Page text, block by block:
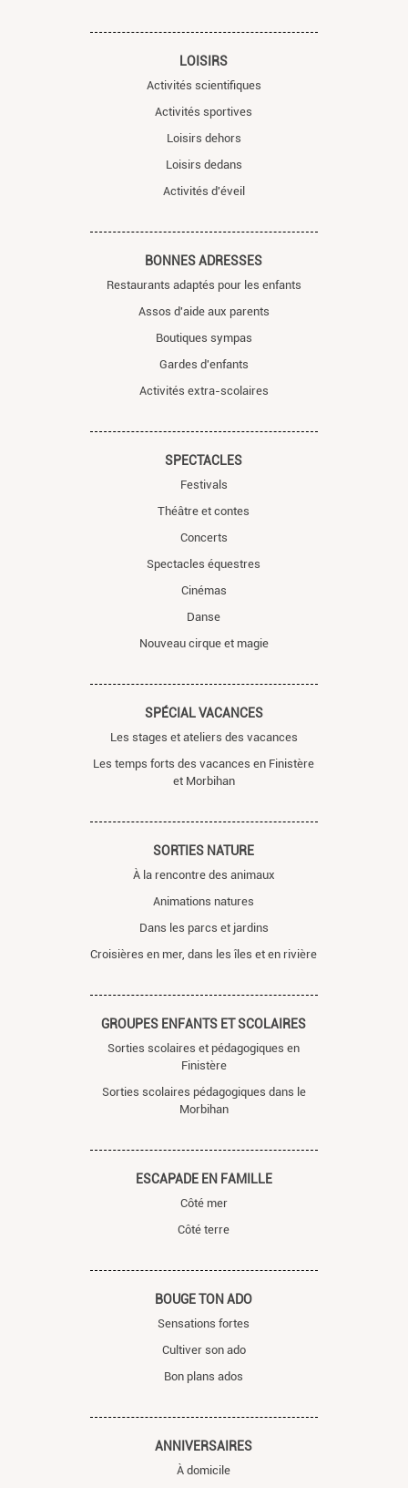
LOISIRS
Activités scientifiques
Activités sportives
Loisirs dehors
Loisirs dedans
Activités d'éveil
BONNES ADRESSES
Restaurants adaptés pour les enfants
Assos d'aide aux parents
Boutiques sympas
Gardes d'enfants
Activités extra-scolaires
SPECTACLES
Festivals
Théâtre et contes
Concerts
Spectacles équestres
Cinémas
Danse
Nouveau cirque et magie
SPÉCIAL VACANCES
Les stages et ateliers des vacances
Les temps forts des vacances en Finistère
et Morbihan
SORTIES NATURE
À la rencontre des animaux
Animations natures
Dans les parcs et jardins
Croisières en mer, dans les îles et en rivière
GROUPES ENFANTS ET SCOLAIRES
Sorties scolaires et pédagogiques en
Finistère
Sorties scolaires pédagogiques dans le
Morbihan
ESCAPADE EN FAMILLE
Côté mer
Côté terre
BOUGE TON ADO
Sensations fortes
Cultiver son ado
Bon plans ados
ANNIVERSAIRES
À domicile